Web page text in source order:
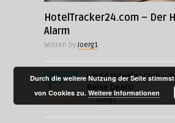
HotelTracker24.com – Der
Alarm
Written byJoerg1
World Traveler Club –
Reise Deals!
byJoerg1
Durch die weitere Nutzung der Seite
von Cookies zu.Weitere Informationen